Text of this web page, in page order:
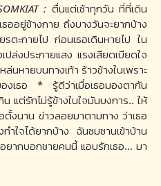
: ตื่นแต่เช้าทุกวัน ที่ที่เดิน
ออยู่ข้างกาย ถึงบางวันจะยากบ้าง
ตะกายไป ก่อนเธอเดินหายไป ใน
ปล่งประกายแสง แรงเสียดเบียดใจ
นหายบนทางเท้า ร้าวข้างในเพราะ
งเธอ * รู้ดีว่าเมื่อเธอมองตากัน
แต่รักไม่รู้ข้างในใจมันบงการ.. ให้
งนาน ข่าวลอยมาตามทาง ว่าเธอ
ใจได้ยากบ้าง ฉันซมซานเข้าบ้าน
ยากบอกชายคนนี้ แอบรักเธอ... มา